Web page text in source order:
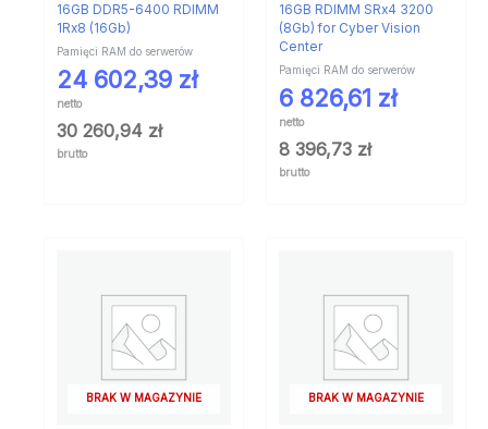
16GB DDR5-6400 RDIMM
1Rx8 (16Gb)
Pamięci RAM do serwerów
24 602,39 zł
netto
30 260,94 zł
brutto
16GB RDIMM SRx4 3200
(8Gb) for Cyber Vision
Center
Pamięci RAM do serwerów
6 826,61 zł
netto
8 396,73 zł
brutto
BRAK W MAGAZYNIE BRAK W MAGAZYNIE